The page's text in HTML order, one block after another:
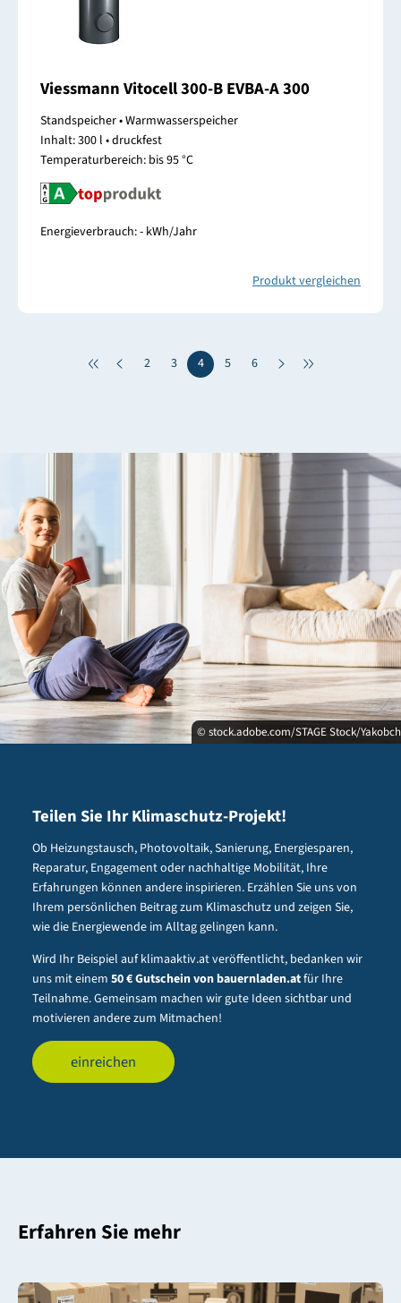
Viessmann Vitocell 300-B EVBA-A 300
Standspeicher • Warmwasserspeicher
Inhalt: 300 l • druckfest
Temperaturbereich: bis 95 °C
Energieverbrauch: - kWh/Jahr
Produkt vergleichen
2 3 4 5 6
© stock.adobe.com/STAGE Stock/
Teilen Sie Ihr Klimaschutz-Projekt!
Ob Heizungstausch, Photovoltaik, Sanierung, Energiesparen,
Reparatur, Engagement oder nachhaltige Mobilität, Ihre
Erfahrungen können andere inspirieren. Erzählen Sie uns von
Ihrem persönlichen Beitrag zum Klimaschutz und zeigen Sie,
wie die Energiewende im Alltag gelingen kann.
Wird Ihr Beispiel auf klimaaktiv.at veröffentlicht, bedanken wir
uns mit einem50 € Gutschein von bauernladen.atfür Ihre
Teilnahme. Gemeinsam machen wir gute Ideen sichtbar und
motivieren andere zum Mitmachen!
einreichen
Erfahren Sie mehr